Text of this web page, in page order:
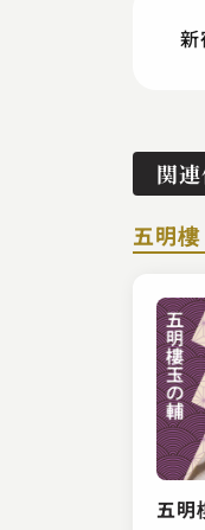
新
関
五明
五明